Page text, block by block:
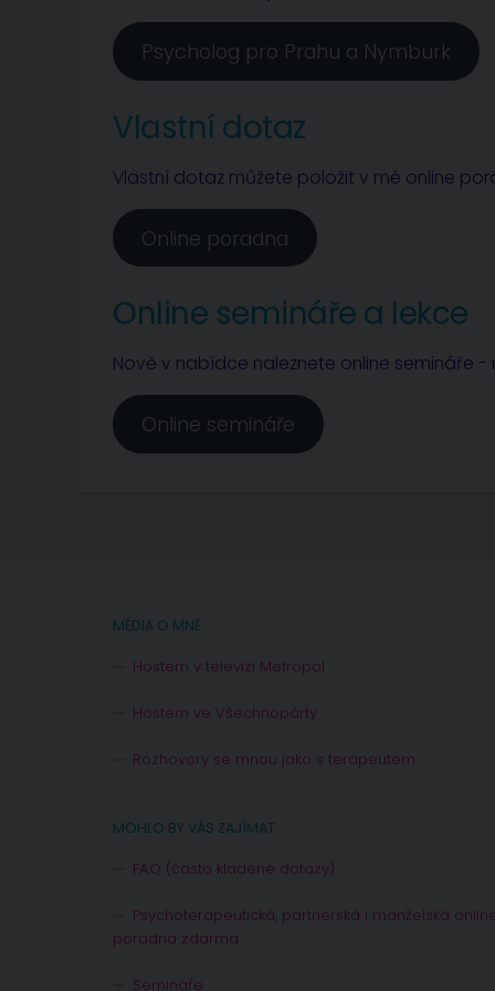
Psycholog pro Prahu a Nymburk
Vlastní dotaz
Vlastní dotaz můžete položit v mé online
Online poradna
Online semináře a lekce
Nově v nabídce naleznete online semináře -
Online semináře
MÉDIA O MNĚ
Hostem v televizi Metropol
Hostem ve Všechnopárty
Rozhovory se mnou jako s terapeutem
MOHLO BY VÁS ZAJÍMAT
FAQ (často kladené dotazy)
Psychoterapeutická, partnerská i manželská
poradna zdarma
Semináře